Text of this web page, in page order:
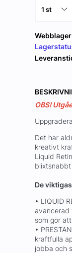
OBS!
Det har
kreativt
Liquid
blixtsnabbt
De
• LIQUID
avancerad
som gör
•
kraftfulla
jobba och